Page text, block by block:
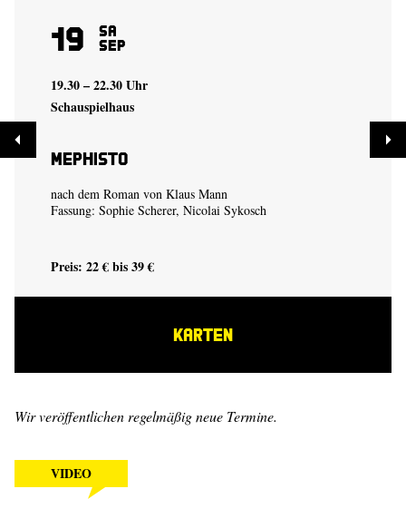
19 Sa
Sep
19.30 – 22.30 Uhr
Schauspielhaus
Mephisto
nach dem Roman von Klaus Mann
Fassung: Sophie Scherer, Nicolai Sykosch
Preis: 22 € bis 39 €
KARTEN
Wir veröffentlichen regelmäßig neue Termine.
VIDEO